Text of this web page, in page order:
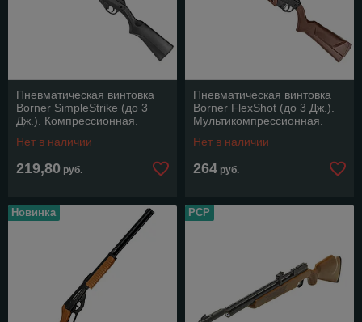
Пневматическая винтовка
Borner SimpleStrike (до 3
Дж.). Компрессионная.
Нет в наличии
219,80 руб.
Пневматическая винтовка
Borner FlexShot (до 3 Дж.).
Мультикомпрессионная.
Нет в наличии
264 руб.
Новинка РСР